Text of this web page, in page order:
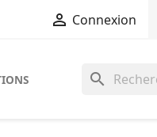
 Connexion
search